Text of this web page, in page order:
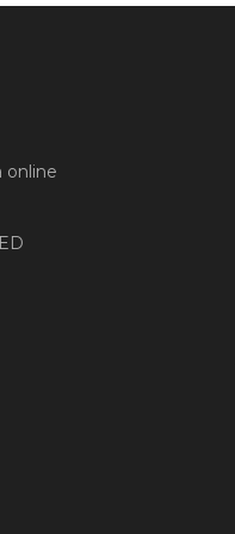
online